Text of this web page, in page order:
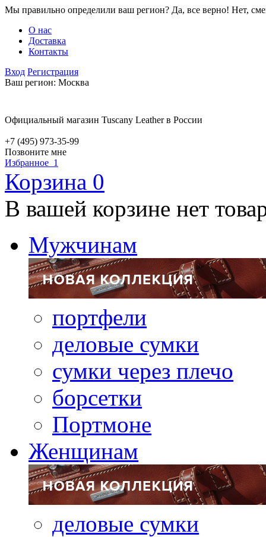
Мы правильно определили ваш регион? Да, все верно! Нет,
О нас
Доставка
Контакты
Вход Регистрация
Ваш регион: Москва
Официальный магазин Tuscany Leather в России
+7 (495) 973-35-99
Позвоните мне
Избранное 1
Корзина 0
В вашей корзине нет
Мужчинам
портфели
деловые сумки
сумки через плечо
борсетки
Портмоне
Женщинам
деловые сумки